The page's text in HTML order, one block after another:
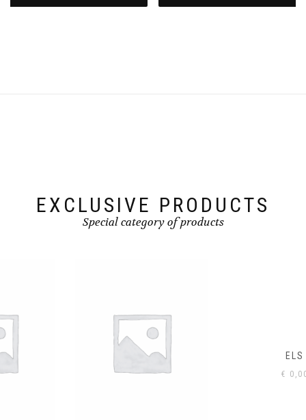
EXCLUSIVE PRODUCTS
Special category of products